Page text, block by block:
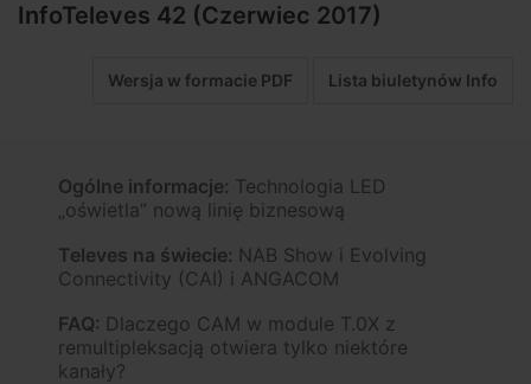
InfoTeleves 42 (Czerwiec 2017)
Wersja w formacie PDF Lista biuletynów Info
Ogólne informacje: Technologia LED
„oświetla” nową linię biznesową
Televes na świecie: NAB Show i Evolving
Connectivity (CAI) i ANGACOM
FAQ: Dlaczego CAM w module T.0X z
remultipleksacją otwiera tylko niektóre
kanały?